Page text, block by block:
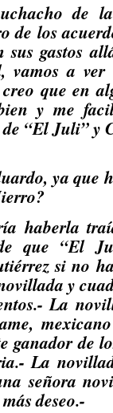
de
de los
gastos
vamos a
que en
y me
“El Juli” y
ya que
haberla
que “El
si no
y
La
ganador de
La
señora
deseo.-